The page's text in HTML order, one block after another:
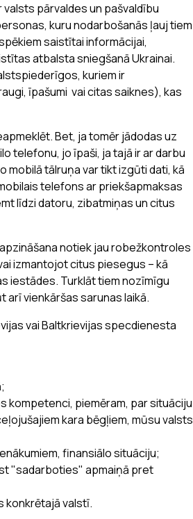
pārvaldes un pašvaldību
kuru nodarbošanās ļauj tiem
saistītai informācijai,
atbalsta sniegšanā Ukrainai.
kuriem ir
īpašumi vai citas saiknes), kas
Bet, ja tomēr jādodas uz
telefonu, jo īpaši, ja tajā ir ar darbu
tālruņa var tikt izgūti dati, kā
telefons ar priekšapmaksas
līdzi datoru, zibatmiņas un citus
notiek jau robežkontroles
izmantojot citus piesegus – kā
iestādes. Turklāt tiem nozīmīgu
vienkāršas sarunas laikā.
vai Baltkrievijas specdienesta
kompetenci, piemēram, par situāciju
kara bēgļiem, mūsu valsts
finansiālo situāciju;
"sadarboties" apmaiņā pret
konkrētajā valstī.